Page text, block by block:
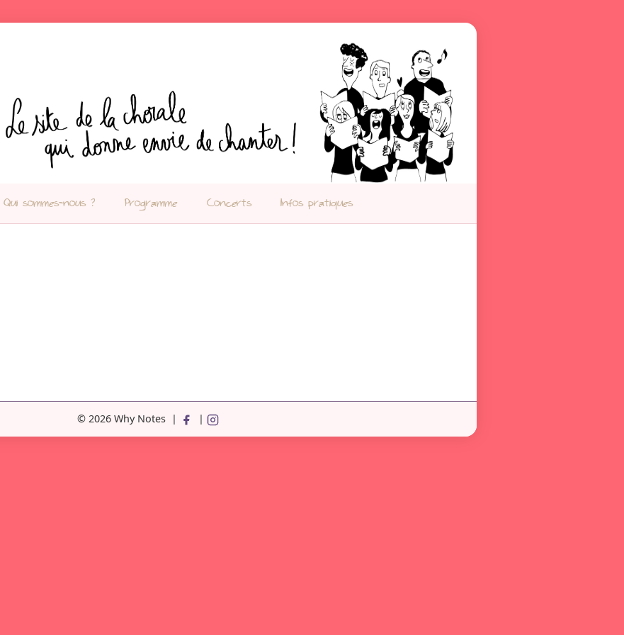
Qui sommes-nous ? Programme Concerts Infos pratiques
© 2026 Why Notes | |